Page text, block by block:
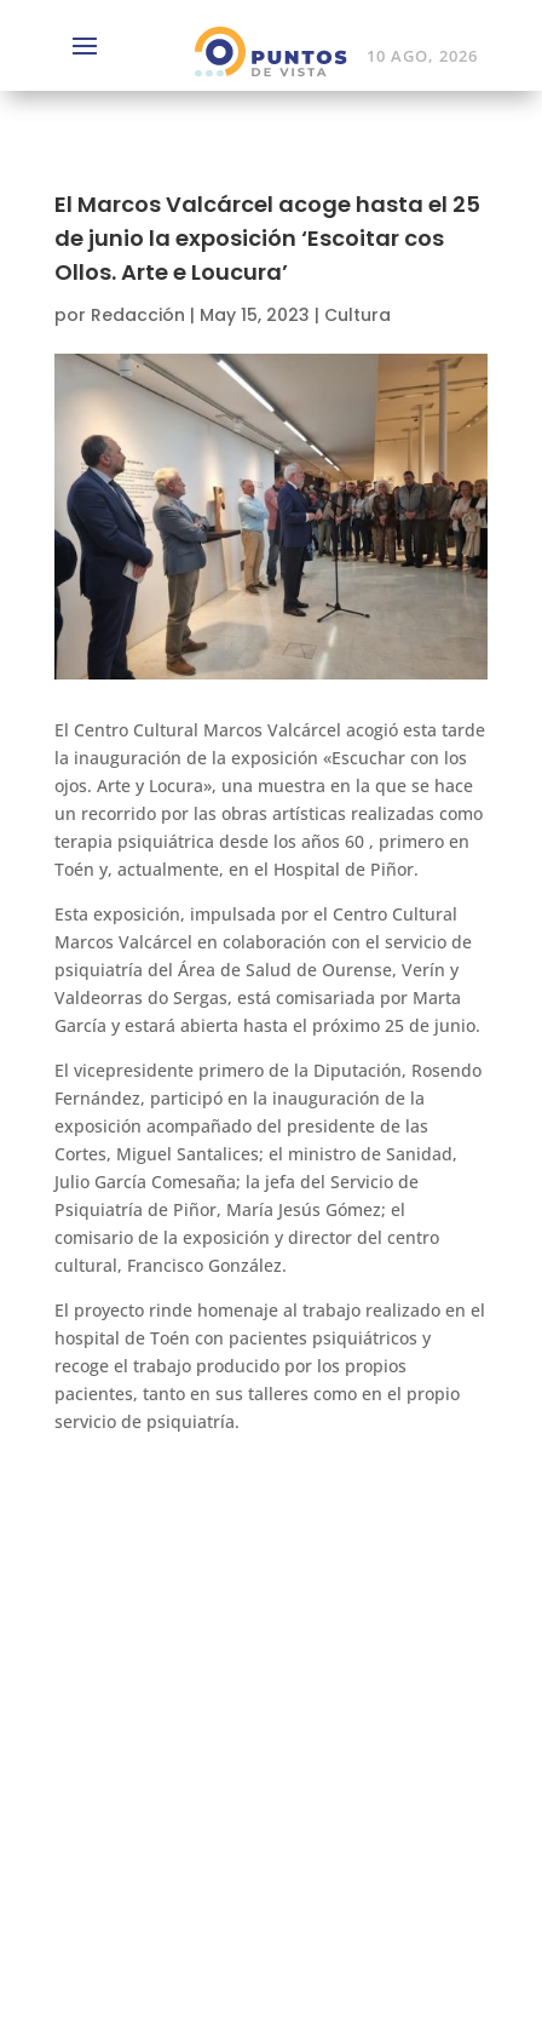
10 AGO, 2026
El Marcos Valcárcel acoge hasta el 25
de junio la exposición ‘Escoitar cos
Ollos. Arte e Loucura’
por Redacción | May 15, 2023 | Cultura
El Centro Cultural Marcos Valcárcel acogió esta tarde
la inauguración de la exposición «Escuchar con los
ojos. Arte y Locura», una muestra en la que se hace
un recorrido por las obras artísticas realizadas como
terapia psiquiátrica desde los años 60 , primero en
Toén y, actualmente, en el Hospital de Piñor.
Esta exposición, impulsada por el Centro Cultural
Marcos Valcárcel en colaboración con el servicio de
psiquiatría del Área de Salud de Ourense, Verín y
Valdeorras do Sergas, está comisariada por Marta
García y estará abierta hasta el próximo 25 de junio.
El vicepresidente primero de la Diputación, Rosendo
Fernández, participó en la inauguración de la
exposición acompañado del presidente de las
Cortes, Miguel Santalices; el ministro de Sanidad,
Julio García Comesaña; la jefa del Servicio de
Psiquiatría de Piñor, María Jesús Gómez; el
comisario de la exposición y director del centro
cultural, Francisco González.
El proyecto rinde homenaje al trabajo realizado en el
hospital de Toén con pacientes psiquiátricos y
recoge el trabajo producido por los propios
pacientes, tanto en sus talleres como en el propio
servicio de psiquiatría.